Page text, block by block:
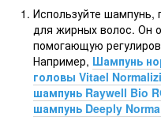
Используйте шампунь,
для жирных волос. Он
помогающую
Например, Шампунь
головы Vitael
шампунь Raywell Bio
шампунь Deeply